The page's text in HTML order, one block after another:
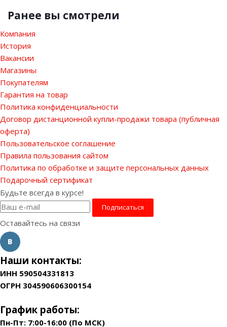
Ранее вы смотрели
Компания
История
Вакансии
Магазины
Покупателям
Гарантия на товар
Политика конфиденциальности
Договор дистанционной купли-продажи товара (публичная
оферта)
Пользовательское соглашение
Правила пользования сайтом
Политика по обработке и защите персональных данных
Подарочный сертификат
Будьте всегда в курсе!
Оставайтесь на связи
Наши контакты:
ИНН 590504331813
ОГРН 304590606300154
График работы:
Пн-Пт: 7:00-16:00 (По МСК)